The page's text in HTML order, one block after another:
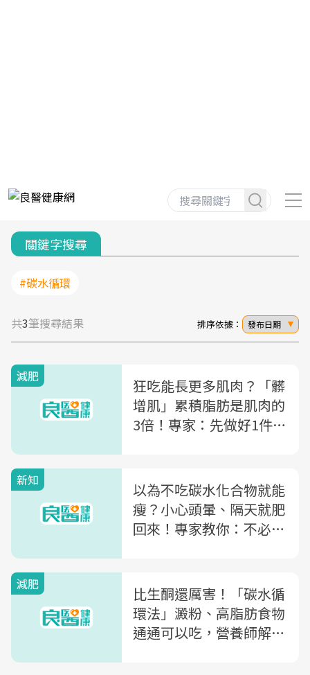
關鍵字搜尋
#碳水循環
共3筆搜尋結果 排序依據： 發布日期
減肥
狂吃能長更多肌肉？「髒
增肌」累積脂肪是肌肉的
3倍！專家：先做好1件
新知
以為不吃碳水化合物就能
瘦？小心頭暈、隔天就肥
回來！專家教你：不必戒
減肥
比生酮還厲害！「碳水循
環法」澱粉、高脂肪食物
通通可以吃，營養師解